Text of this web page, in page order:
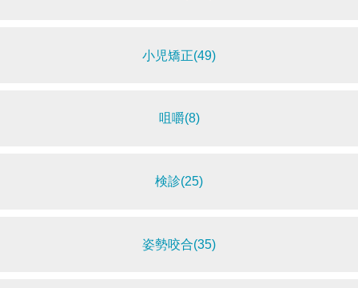
小児矯正(49)
咀嚼(8)
検診(25)
姿勢咬合(35)